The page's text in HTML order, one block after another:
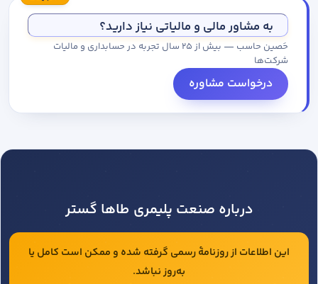
به مشاور مالی و مالیاتی نیاز دارید؟
حَصین حاسب — بیش از ۲۵ سال تجربه در حسابداری و مالیات
شرکت‌ها
درخواست مشاوره
درباره صنعت پلیمری طاها گستر
این اطلاعات از روزنامهٔ رسمی گرفته شده و ممکن است کامل یا
به‌روز نباشد.